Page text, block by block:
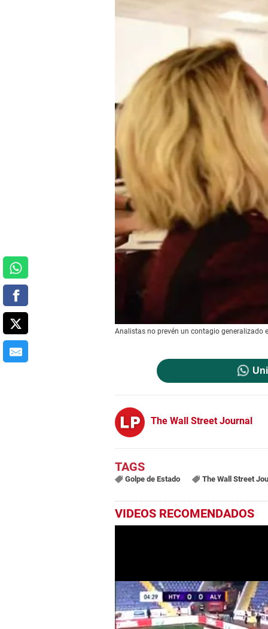
Analistas no prevén un contagio generalizado
The Wall Street Journal
Golpe de Estado The Wall Street
VIDEOS RECOMENDADOS